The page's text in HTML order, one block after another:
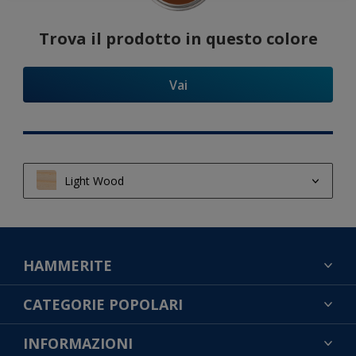
Trova il prodotto in questo colore
Vai
Light Wood
Dark Wood
HAMMERITE
TROVA UN COLORE
CONTATTACI
MAPPA DEL SITO
CATEGORIE POPOLARI
NOTE LEGALI
INFORMAZIONI